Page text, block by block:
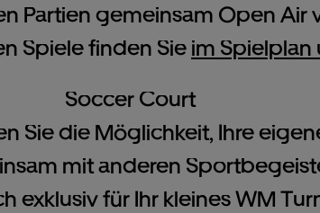
Partien gemeinsam Open Air
Spiele finden Sie im Spielplan
Soccer Court
Sie die Möglichkeit, Ihre
mit anderen
exklusiv für Ihr kleines WM